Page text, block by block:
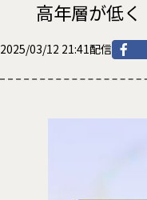
高年層が低く
2025/03/12 21:41配信